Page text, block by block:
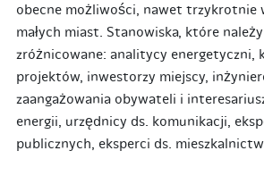
obecne możliwości, nawet trzykrotnie
małych miast. Stanowiska, które
zróżnicowane: analitycy energetyczni,
projektów, inwestorzy miejscy,
zaangażowania obywateli i
energii, urzędnicy ds. komunikacji,
publicznych, eksperci ds.